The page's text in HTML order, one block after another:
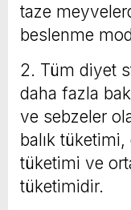
taze
beslenme
2. Tüm diyet
daha fazla
ve sebzeler
balık
tüketimi ve
tüketimidir.